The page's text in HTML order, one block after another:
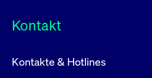
Kontakt
Kontakte & Hotlines